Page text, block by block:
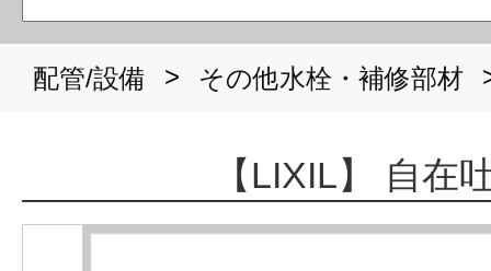
配管/設備 > その他水栓・補修部材
【LIXIL】 自在